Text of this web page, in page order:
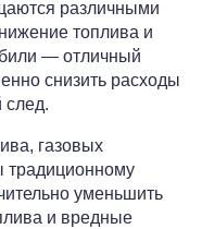
различными
топлива и
— отличный
снизить расходы
след.
газовых
традиционному
уменьшить
и вредные